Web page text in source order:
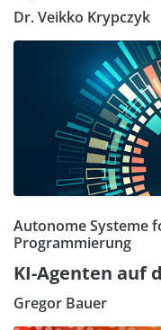
Dr. Veikko Krypczyk
Autonome Systeme
Programmierung
KI-Agenten auf
Gregor Bauer